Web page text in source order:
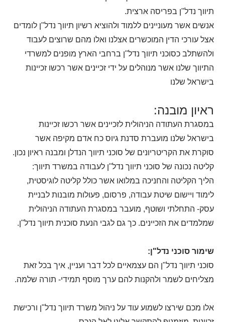
תיווך נדל"ן בפריסה ארצית.
אנשים אשר מעוניינים ללמוד ולהוציא רשיון תיווך נדל"ן לומדים
אצל עורכי הדין המוכשרים אצלנו ואלו מהם שרוצים לעבוד
ולהשתלב כסוכני תיווך נדל"ן ברחבי הארץ מופנים למשרדי
התיווך שלנו אשר מנוהלים על ידי זכיינים אשר רכשו זכיינות
בישראל שלנו
ראיון מובנה:
במסגרת העתודה הניהולית לזכיינים אשר רכשו זכיינות
בישראל שלנו מועברת סדנת גיוס כח אדם מקיפה אשר
סוקרת את הקריטריונים של סוכני תיווך הנדלן ומבנה ראיון נכון.
קליטה נכונה של סוכני תיווך נדל"ן לעבודה במשרד תיווך:
הליך הקליטה והחניכה במלואו אשר כולל קליטה לוגיסטית,
לימוד ויישום שיטת עבודה, פרסום, פעולות מובנות לבניית
עסק- התחלתי ושוטף, מועבר במסגרת העתודה הניהולית
שמלמדים את הזכיינים. כך גם לגבי הנעת סוכנית תיווך נדל"ן.
שימור סוכני נדל"ן:
סוכני תיווך נדל"ן הם עצמאיים לכל דבר ועניין, איך בכל זאת
מצליחים לשמר ולהקנות להם ערך מוסף תמידי- תורה שלמה.
אלו מכם שירצו לשמוע עוד על ניהול משרד תיווך נדל"ן ורכישת